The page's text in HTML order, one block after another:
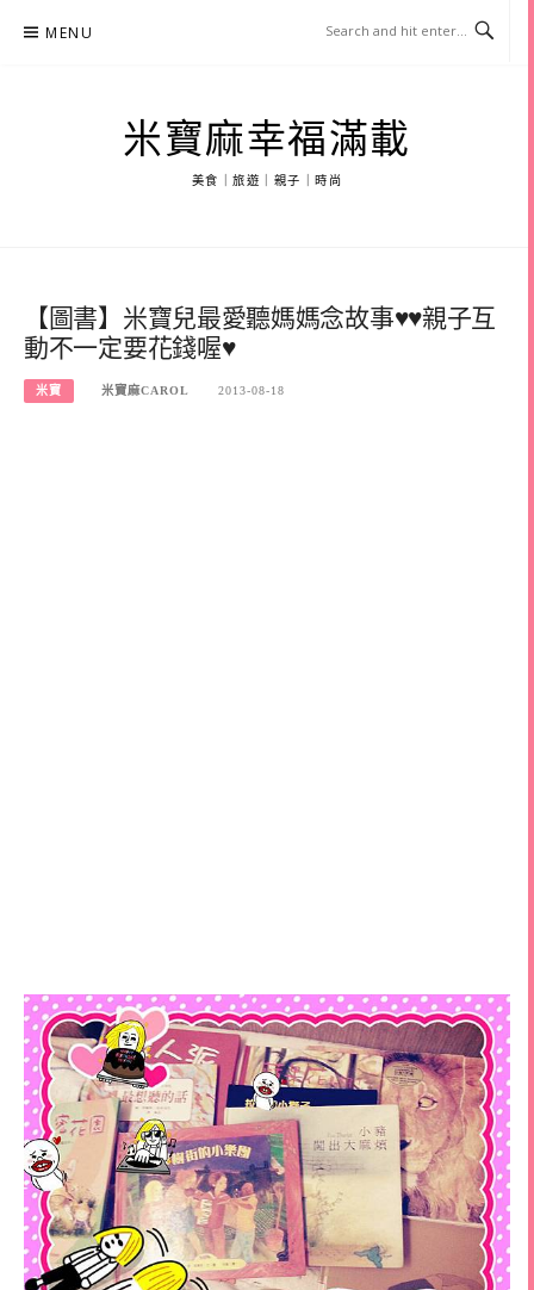
MENU
米寶麻幸福滿載
美食｜旅遊｜親子｜時尚
【圖書】米寶兒最愛聽媽媽念故事♥♥親子互
動不一定要花錢喔♥
米寶 米寶麻CAROL 2013-08-18